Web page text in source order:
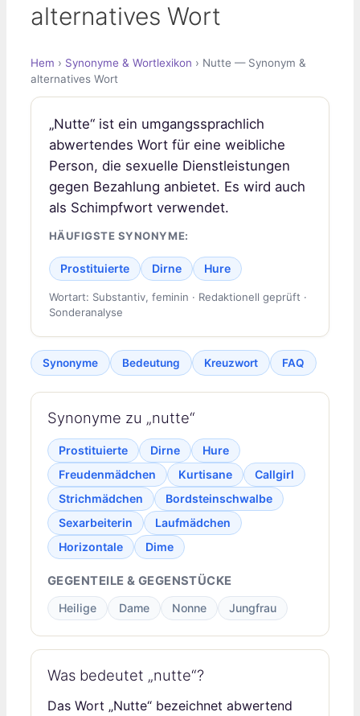
alternatives Wort
Hem › Synonyme & Wortlexikon › Nutte — Synonym &
alternatives Wort
„Nutte“ ist ein umgangssprachlich
abwertendes Wort für eine weibliche
Person, die sexuelle Dienstleistungen
gegen Bezahlung anbietet. Es wird auch
als Schimpfwort verwendet.
HÄUFIGSTE SYNONYME:
Prostituierte Dirne Hure
Wortart: Substantiv, feminin · Redaktionell geprüft ·
Sonderanalyse
Synonyme Bedeutung Kreuzwort FAQ
Synonyme zu „nutte“
Prostituierte Dirne
Hure
Freudenmädchen
Kurtisane
Callgirl
Strichmädchen
Bordsteinschwalbe
Sexarbeiterin
Laufmädchen
Horizontale
Dime
GEGENTEILE & GEGENSTÜCKE
Heilige Dame Nonne Jungfrau
Was bedeutet „nutte“?
Das Wort „Nutte“ bezeichnet abwertend